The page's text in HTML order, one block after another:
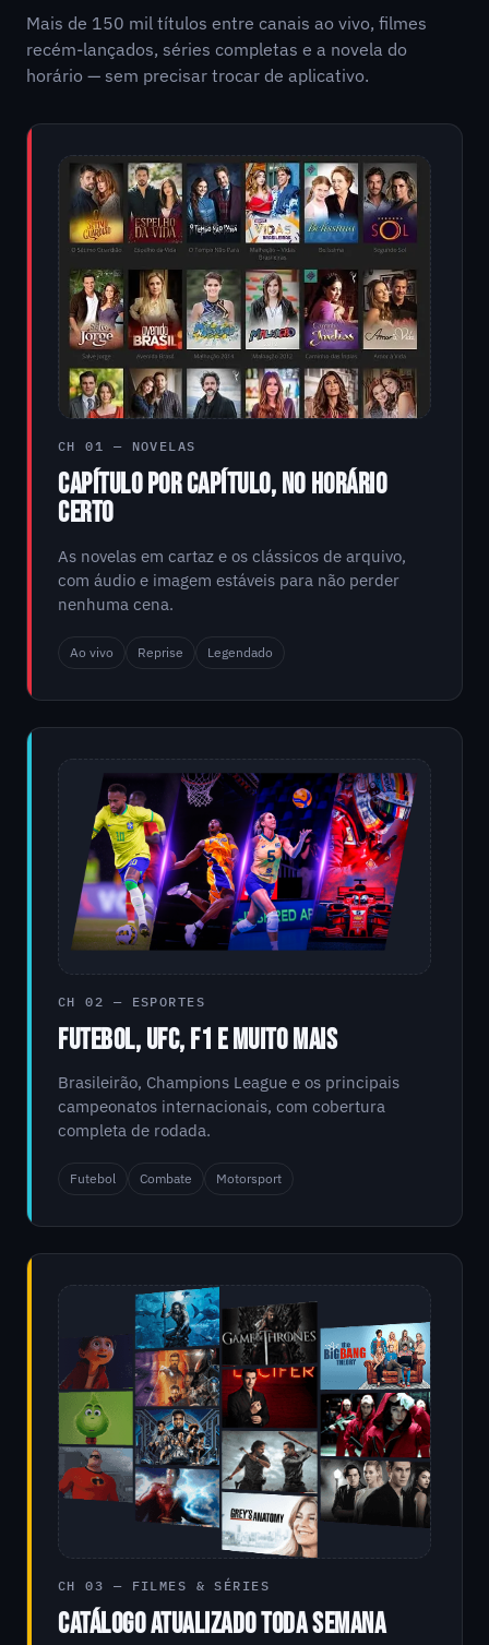
Mais de 150 mil títulos entre canais ao vivo, filmes
recém-lançados, séries completas e a novela do
horário — sem precisar trocar de aplicativo.
CH 01 — NOVELAS
CAPÍTULO POR CAPÍTULO, NO HORÁRIO
CERTO
As novelas em cartaz e os clássicos de arquivo,
com áudio e imagem estáveis para não perder
nenhuma cena.
Ao vivo Reprise Legendado
CH 02 — ESPORTES
FUTEBOL, UFC, F1 E MUITO MAIS
Brasileirão, Champions League e os principais
campeonatos internacionais, com cobertura
completa de rodada.
Futebol Combate Motorsport
CH 03 — FILMES & SÉRIES
CATÁLOGO ATUALIZADO TODA SEMANA